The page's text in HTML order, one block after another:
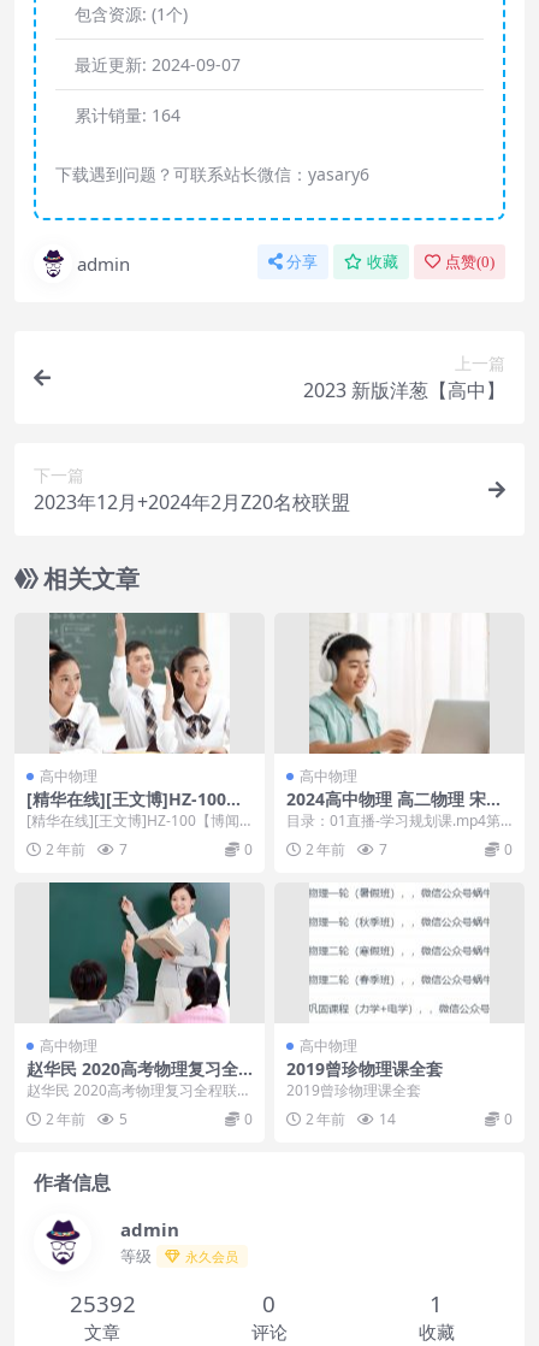
包含资源: (1个)
最近更新: 2024-09-07
累计销量: 164
下载遇到问题？可联系站长微信：yasary6
admin 分享 收藏 点赞(0)
上一篇
2023 新版洋葱【高中】
下一篇
2023年12月+2024年2月Z20名校联盟
相关文章
高中物理
[精华在线][王文博]HZ-100
【博闻强识1】物理必修1
[精华在线][王文博]HZ-100【博闻
强识1】物理必修1[百度网盘免费下
载] ...2 年前 7 0
高中物理
2024高中物理 高二物理 宋雨
晴 A+寒假班
目录：01直播-学习规划课.mp4第2
节直播【第1讲】电磁感应原理深
化.mp4第...
2 年前 7 0
高中物理
赵华民 2020高考物理复习全
程联报班
赵华民 2020高考物理复习全程联报
班目录：├─01. 第一章：运动的描
述 匀变...
2 年前 5 0
高中物理
2019曾珍物理课全套
2019曾珍物理课全套
2 年前
14 0
作者信息
admin
等级 永久会员
25392
文章
0
评论
1
收藏